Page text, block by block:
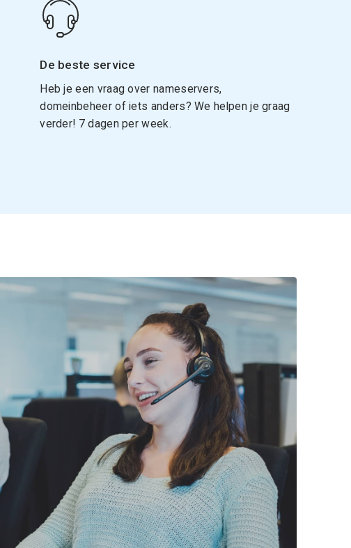
De beste service
Heb je een vraag over nameservers,
domeinbeheer of iets anders? We helpen je graag
verder! 7 dagen per week.